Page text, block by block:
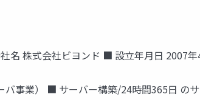
名 株式会社ビヨンド ■ 設立年月日 2007
事業） ■ サーバー構築/24時間365日 のサ